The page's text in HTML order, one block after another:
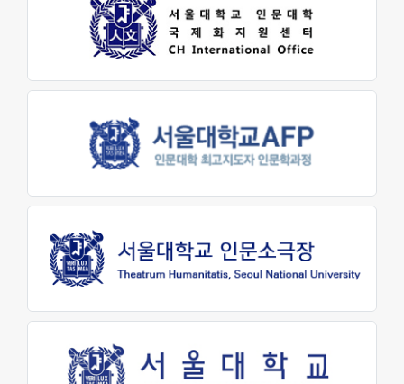
인문대 소식
공지사항
행사 및 소식
인문대학 소식지
학술